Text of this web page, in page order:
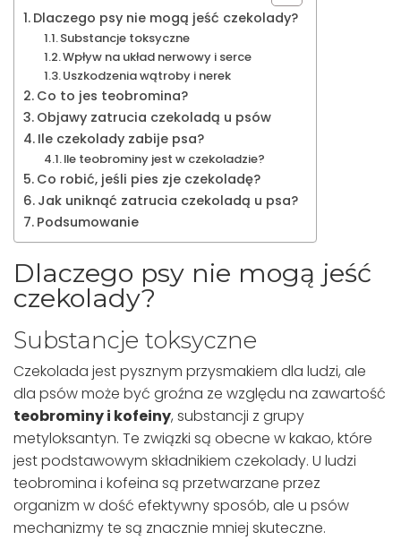
Dlaczego psy nie mogą jeść czekolady?
Substancje toksyczne
Wpływ na układ nerwowy i serce
Uszkodzenia wątroby i nerek
Co to jes teobromina?
Objawy zatrucia czekoladą u psów
Ile czekolady zabije psa?
Ile teobrominy jest w czekoladzie?
Co robić, jeśli pies zje czekoladę?
Jak uniknąć zatrucia czekoladą u psa?
Podsumowanie
Dlaczego psy nie mogą jeść
czekolady?
Substancje toksyczne
Czekolada jest pysznym przysmakiem dla ludzi, ale
dla psów może być groźna ze względu na zawartość
teobrominy i kofeiny, substancji z grupy
metyloksantyn. Te związki są obecne w kakao, które
jest podstawowym składnikiem czekolady. U ludzi
teobromina i kofeina są przetwarzane przez
organizm w dość efektywny sposób, ale u psów
mechanizmy te są znacznie mniej skuteczne.